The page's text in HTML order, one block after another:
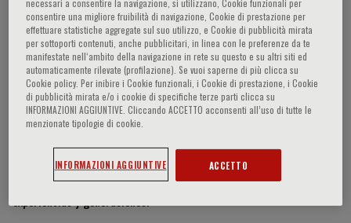
De 1976 a 2026: cincuenta
años de diálogo entre
ciencia, medicina y sociedad
Este año,Fondazione Menarini
siglo en el que hemos trabajado para transformar intuiciones y
preguntas enitinerarios compartidos de conocimient
promoviendo un diálogo constante entre diversas disciplinas,
experiencias y generaciones.
necessari a consentire la navigazione, si utilizzano, Cookie funzionali per
consentire una migliore fruibilità di navigazione, Cookie di prestazione per
effettuare statistiche aggregate sul suo utilizzo, e Cookie di pubblicità mirata
per sottoporti contenuti, anche pubblicitari, in linea con le preferenze da te
manifestate nell‘ambito della navigazione in rete su questo e su altri siti ed
automaticamente rilevate (profilazione). Se vuoi saperne di più clicca su
Cookie policy. Per inibire i Cookie funzionali, i Cookie di prestazione, i Cookie
di pubblicità mirata e/o i cookie di specifiche terze parti clicca su
INFORMAZIONI AGGIUNTIVE. Cliccando ACCETTO acconsenti all’uso di tutte le
menzionate tipologie di cookie.
INFORMAZIONI AGGIUNTIVE ACCETTO